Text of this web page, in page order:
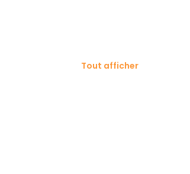
Tout afficher